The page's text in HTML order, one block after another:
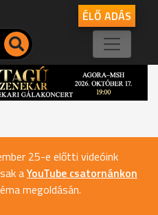
ÉLŐ ADÁS
25-e előtti videóink
aYouTube csatornánkon
megoldásán.